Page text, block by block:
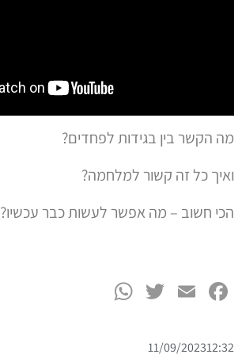
מה הקשר בין בגידות לפחדים?
ואיך כל זה קשור למלחמה?
הכי חשוב – מה אפשר לעשות כבר עכשיו?
Facebook
Email
Twitter
12:32
11/09/2023